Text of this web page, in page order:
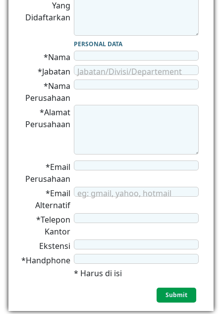
Yang
Didaftarkan
PERSONAL DATA
*Nama
*Jabatan
Jabatan/Divisi/Departement
*Nama
Perusahaan
*Alamat
Perusahaan
*Email
Perusahaan
*Email
Alternatif
eg: gmail, yahoo, hotmail
*Telepon
Kantor
Ekstensi
*Handphone
* Harus di isi